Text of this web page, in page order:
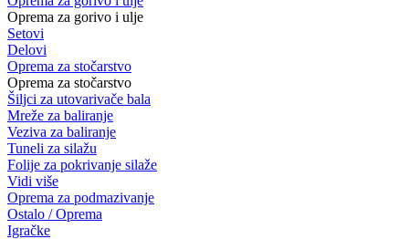
Oprema za gorivo i ulje
Setovi
Delovi
Oprema za stočarstvo
Oprema za stočarstvo
Šiljci za utovarivače bala
Mreže za baliranje
Veziva za baliranje
Tuneli za silažu
Folije za pokrivanje silaže
Vidi više
Oprema za podmazivanje
Ostalo / Oprema
Igračke